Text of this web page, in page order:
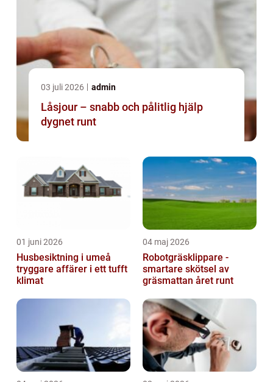
03 juli 2026 admin
Låsjour – snabb och pålitlig hjälp
dygnet runt
01 juni 2026
Husbesiktning i umeå
tryggare affärer i ett tufft
klimat
04 maj 2026
Robotgräsklippare -
smartare skötsel av
gräsmattan året runt